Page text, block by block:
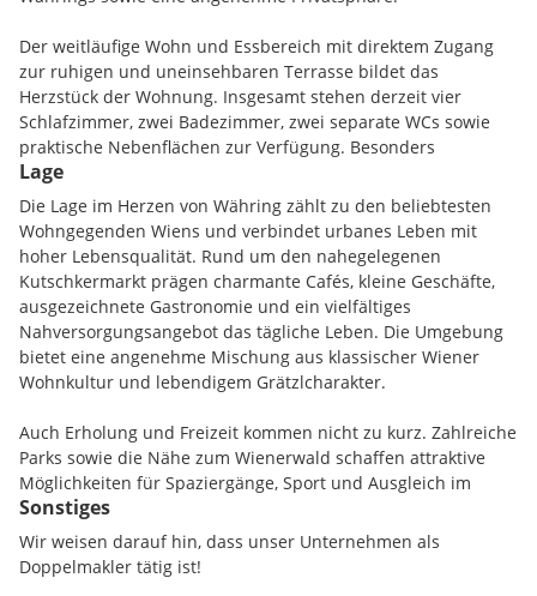
Der weitläufige Wohn und Essbereich mit direktem Zugang
zur ruhigen und uneinsehbaren Terrasse bildet das
Herzstück der Wohnung. Insgesamt stehen derzeit vier
Schlafzimmer, zwei Badezimmer, zwei separate WCs sowie
praktische Nebenflächen zur Verfügung. Besonders
hervorzuheben ist die flexible Raumaufteilung: Ein aktuell in
zwei Zimmer unterteilter Bereich kann bei Bedarf wieder zu
einem großzügigen Raum zusammengeführt werden. Damit
eignet sich die Wohnung ideal für unterschiedliche
Wohnkonzepte und bietet zugleich Potenzial für eine
zeitgemäße Modernisierung.
Die ca. 14 m² große Terrasse schafft zusätzlichen Freiraum
und lädt zum Entspannen mitten in der Stadt ein. Teilweise
Klimatisierung, Lift und Kellerabteil sorgen für zusätzlichen
Komfort. Ein Garagenstellplatz im Haus kann optional
erworben werden.
Die Lage im Herzen von Währing überzeugt durch ihre
hervorragende Infrastruktur. Der Kutschkermarkt, zahlreiche
Geschäfte, Cafés und Restaurants sowie die
Straßenbahnlinien 40 und 41 befinden sich in unmittelbarer
Lage
Die Lage im Herzen von Währing zählt zu den beliebtesten
Wohngegenden Wiens und verbindet urbanes Leben mit
hoher Lebensqualität. Rund um den nahegelegenen
Kutschkermarkt prägen charmante Cafés, kleine Geschäfte,
ausgezeichnete Gastronomie und ein vielfältiges
Nahversorgungsangebot das tägliche Leben. Die Umgebung
bietet eine angenehme Mischung aus klassischer Wiener
Wohnkultur und lebendigem Grätzlcharakter.
Auch Erholung und Freizeit kommen nicht zu kurz. Zahlreiche
Parks sowie die Nähe zum Wienerwald schaffen attraktive
Möglichkeiten für Spaziergänge, Sport und Ausgleich im
Grünen. Gleichzeitig sorgt die sehr gute öffentliche
Anbindung über die Straßenbahnlinien 40 und 41 für eine
direkte und unkomplizierte Verbindung in die Wiener
Innenstadt. Schulen, Ärzte und weitere Einrichtungen des
Sonstiges
Wir weisen darauf hin, dass unser Unternehmen als
Doppelmakler tätig ist!